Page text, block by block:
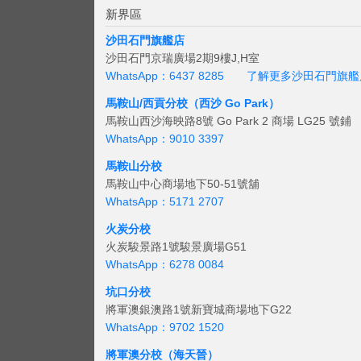
新界區
沙田石門旗艦店
沙田石門京瑞廣場2期9樓J,H室
WhatsApp：6437 8285
了解更多沙田石門旗
馬鞍山/西貢分校（西沙 Go Park）
馬鞍山西沙海映路8號 Go Park 2 商場 LG25 號鋪
WhatsApp：9010 3397
馬鞍山分校
馬鞍山中心商場地下50-51號舖
WhatsApp：5171 2707
火炭分校
火炭駿景路1號駿景廣場G51
WhatsApp：6278 0084
坑口分校
將軍澳銀澳路1號新寶城商場地下G22
WhatsApp：9702 1520
將軍澳分校（海天晉）